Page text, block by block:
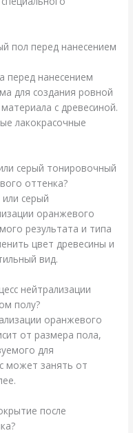
пол перед нанесением
перед нанесением
для создания ровной
с древесиной.
лакокрасочные
серый тонировочный
оттенка?
серый
оранжевого
результата и типа
цвет древесины и
вид.
нейтрализации
полу?
оранжевого
от размера пола,
для
может занять от
после